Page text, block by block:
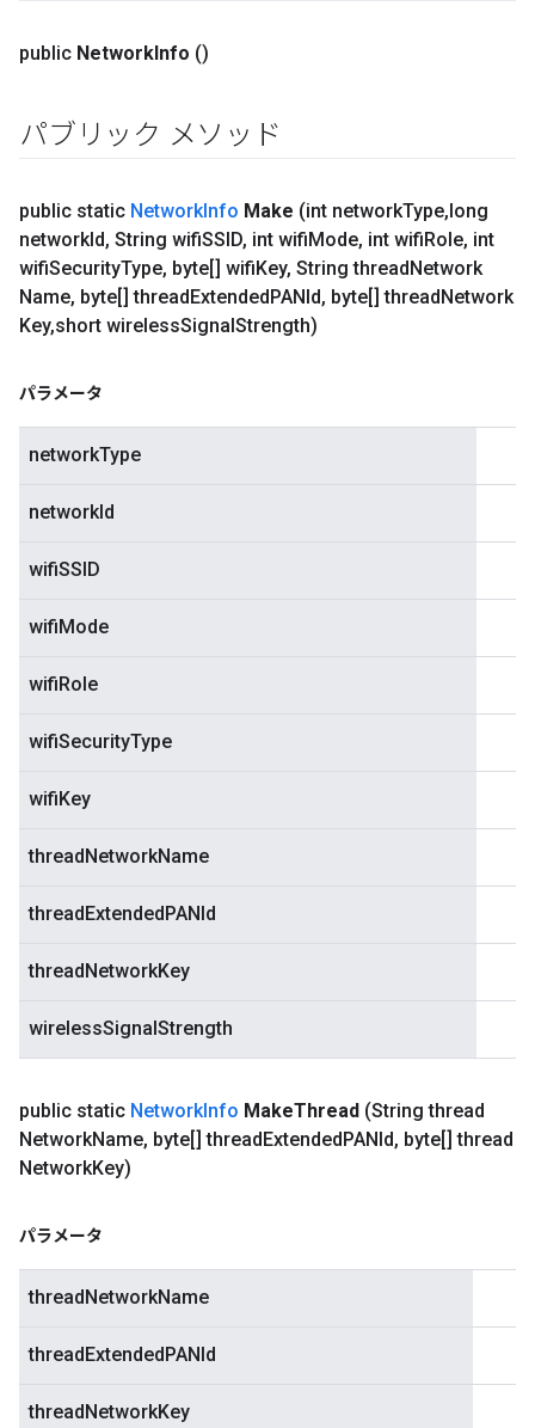
public NetworkInfo ()
パブリック メソッド
public static NetworkInfo Make (int networkType,long
networkId, String wifiSSID, int wifiMode, int wifiRole, int
wifiSecurityType, byte[] wifiKey, String threadNetwork
Name, byte[] threadExtendedPANId, byte[] threadNetwork
Key,short wirelessSignalStrength)
パラメータ
networkType
networkId
wifiSSID
wifiMode
wifiRole
wifiSecurityType
wifiKey
threadNetworkName
threadExtendedPANId
threadNetworkKey
wirelessSignalStrength
public static NetworkInfo MakeThread (String thread
NetworkName, byte[] threadExtendedPANId, byte[] thread
NetworkKey)
パラメータ
threadNetworkName
threadExtendedPANId
threadNetworkKey